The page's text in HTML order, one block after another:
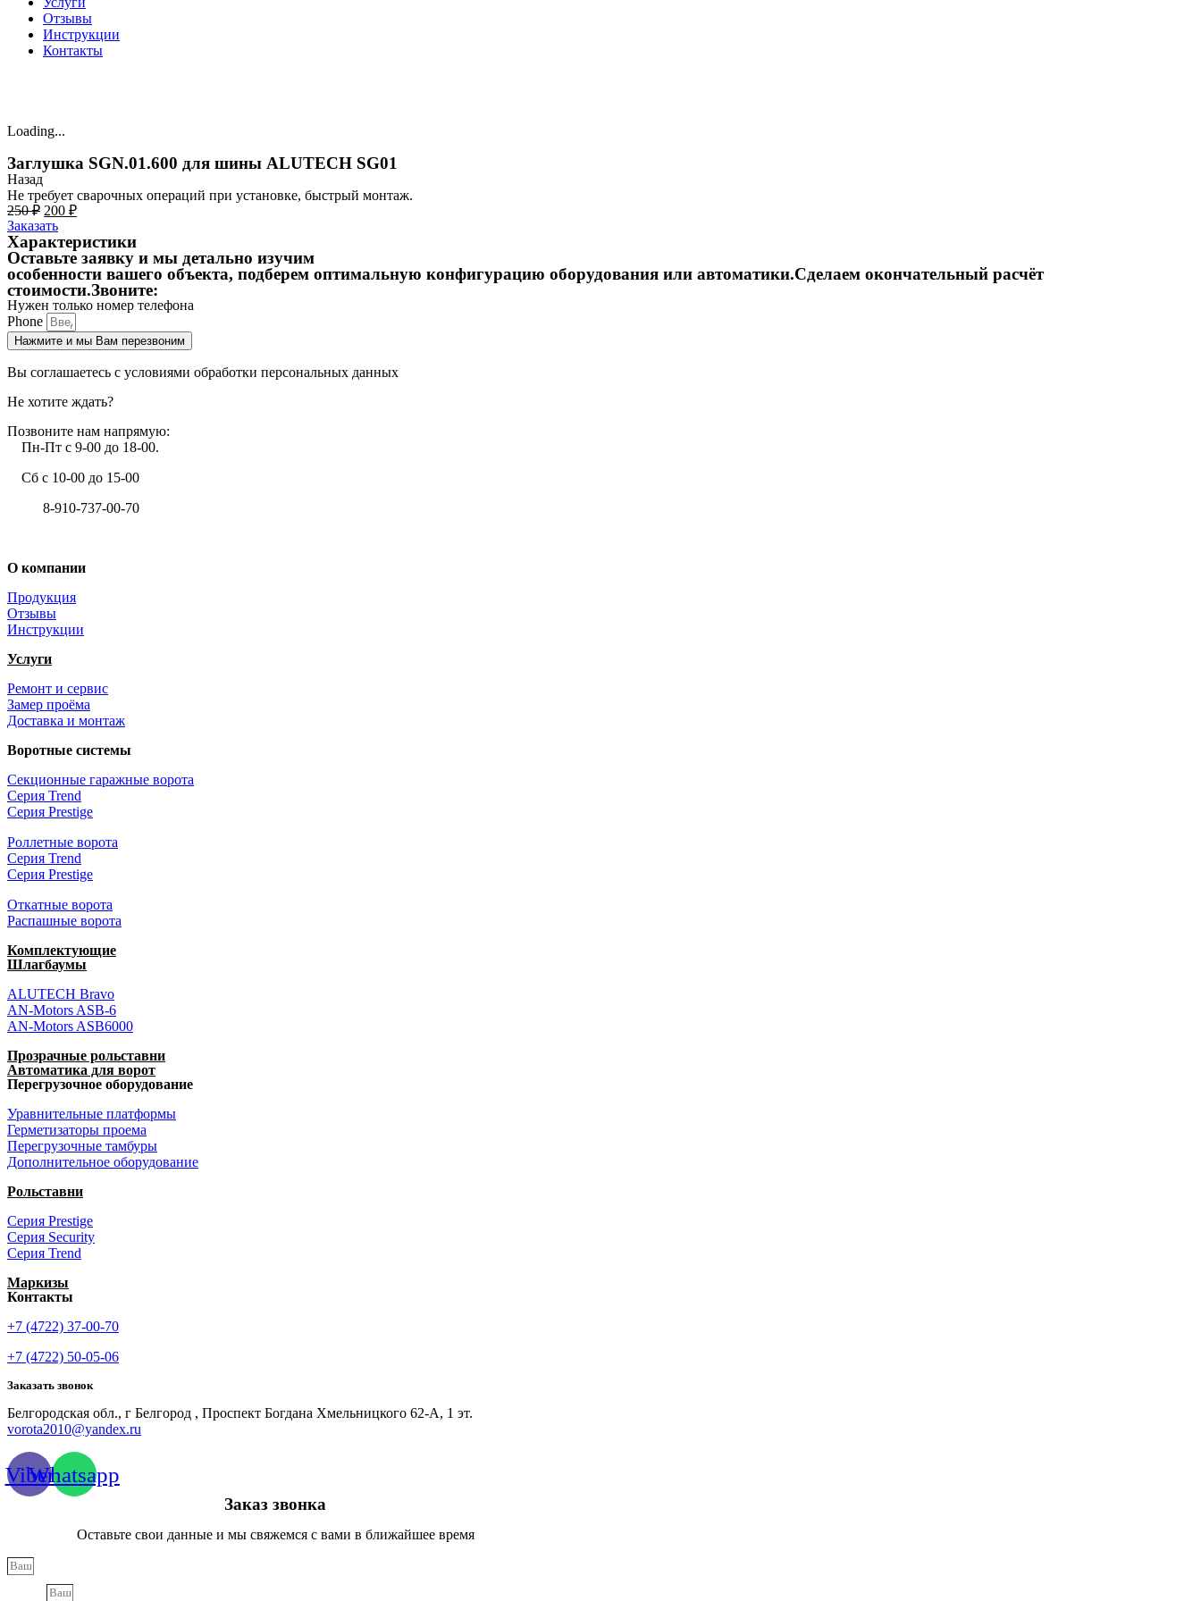
Отзывы
Инструкции
Контакты
Loading...
Заглушка SGN.01.600 для шины ALUTECH SG01
Назад
Не требует сварочных операций при установке, быстрый монтаж.
250₽ Первоначальная
цена
составляла
250 ₽.
200 ₽Текущая
200 ₽.
Заказать
Характеристики
Оставьте заявку и мы детально изучим
особенности вашего объекта, подберем оптимальную конфигурацию оборудования или автоматики.Сделаем окончательный расчёт
стоимости.Звоните:
Нужен только номер телефона
Phone
Нажмите и мы Вам перезвоним
Вы соглашаетесь с условиями обработки персональных данных
Не хотите ждать?
Позвоните нам напрямую:
Пн-Пт с 9-00 до 18-00.
Сб с 10-00 до 15-00
8-910-737-00-70
О компании
Продукция
Отзывы
Инструкции
Услуги
Ремонт и сервис
Замер проёма
Доставка и монтаж
Воротные системы
Секционные гаражные ворота
Серия Trend
Серия Prestige
Роллетные ворота
Серия Trend
Серия Prestige
Откатные ворота
Распашные ворота
Комплектующие
Шлагбаумы
ALUTECH Bravo
AN-Motors ASB-6
AN-Motors ASB6000
Прозрачные рольставни
Автоматика для ворот
Перегрузочное оборудование
Уравнительные платформы
Герметизаторы проема
Перегрузочные тамбуры
Дополнительное оборудование
Рольставни
Серия Prestige
Серия Security
Серия Trend
Маркизы
Контакты
+7 (4722) 37-00-70
+7 (4722) 50-05-06
Заказать звонок
Белгородская обл., г Белгород , Проспект Богдана Хмельницкого 62-А, 1 эт.
vorota2010@yandex.ru
ViberWhatsapp
Заказ звонка
Оставьте свои данные и мы свяжемся с вами в ближайшее время